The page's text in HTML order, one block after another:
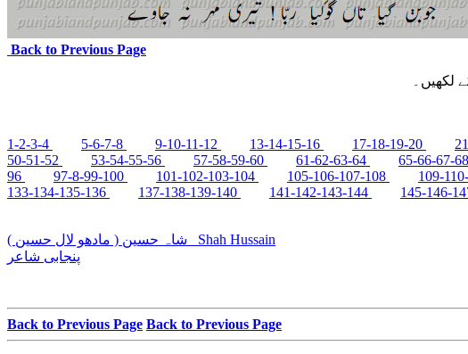
Back to Previous Page
لکھیں۔
1-2-3-4 5-6-7-8 9-10-11-12 13-14-15-16 17-18-19-20
50-51-52
53-54-55-56 57-58-59-60 61-62-63-64 65-66-67-68
96
97-8-99-100 101-102-103-104 105-106-107-108 109-
133-134-135-136
137-138-139-140 141-142-143-144 145-146-
Shah Hussain
پنجابی شاعر
Back to Previous Page Back to Previous Page